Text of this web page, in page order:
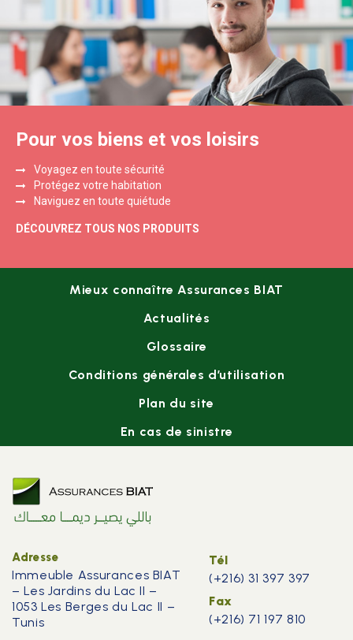
Pour vos biens et vos loisirs
Voyagez en toute sécurité
Protégez votre habitation
Naviguez en toute quiétude
DÉCOUVREZ TOUS NOS PRODUITS
Mieux connaître Assurances BIAT
Actualités
Glossaire
Conditions générales d’utilisation
Plan du site
En cas de sinistre
Adresse
Immeuble Assurances BIAT
– Les Jardins du Lac II –
1053 Les Berges du Lac II –
Tunis
Tél
(+216) 31 397 397
Fax
(+216) 71 197 810